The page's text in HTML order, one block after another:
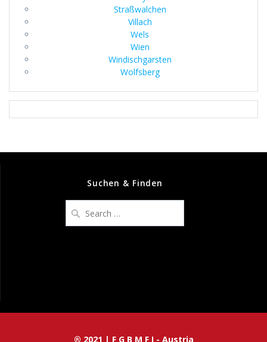
Straßwalchen
Villach
Wels
Wien
Windischgarsten
Wolfsberg
Suchen & Finden
for:
® 2021 | F G B M F I - Austria